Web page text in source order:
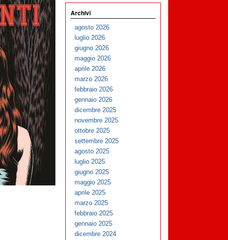
Archivi
agosto 2026
luglio 2026
giugno 2026
maggio 2026
aprile 2026
marzo 2026
febbraio 2026
gennaio 2026
dicembre 2025
novembre 2025
ottobre 2025
settembre 2025
agosto 2025
luglio 2025
giugno 2025
maggio 2025
aprile 2025
marzo 2025
febbraio 2025
gennaio 2025
dicembre 2024